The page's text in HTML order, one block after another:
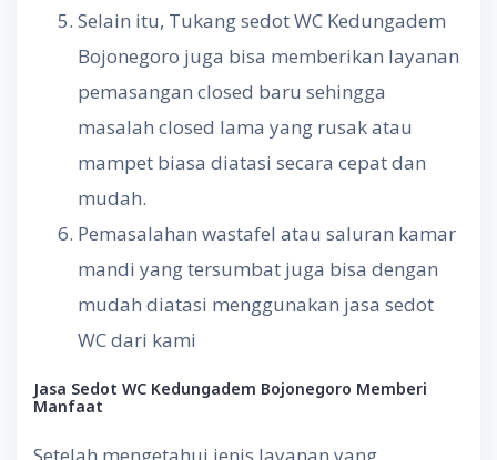
Selain itu, Tukang sedot WC Kedungadem
Bojonegoro juga bisa memberikan layanan
pemasangan closed baru sehingga
masalah closed lama yang rusak atau
mampet biasa diatasi secara cepat dan
mudah.
Pemasalahan wastafel atau saluran kamar
mandi yang tersumbat juga bisa dengan
mudah diatasi menggunakan jasa sedot
WC dari kami
Jasa Sedot WC Kedungadem Bojonegoro Memberi
Manfaat